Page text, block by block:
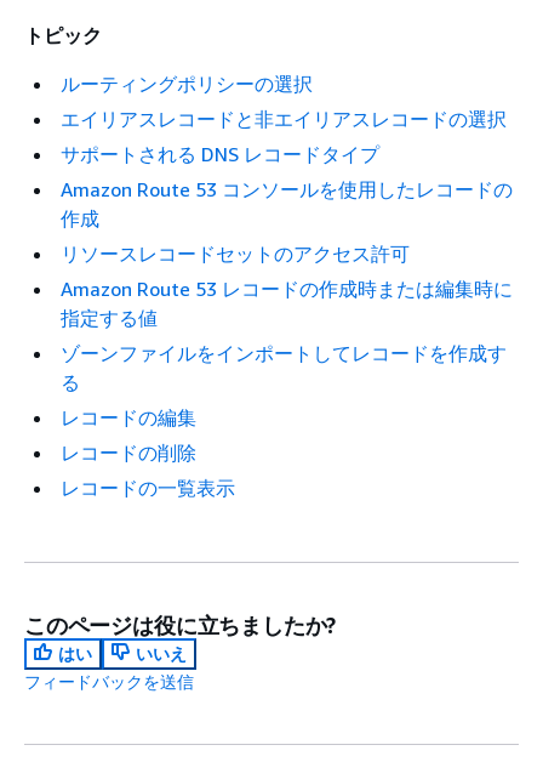
トピック
ルーティングポリシーの選択
エイリアスレコードと非エイリアスレコードの選択
サポートされる DNS レコードタイプ
Amazon Route 53 コンソールを使用したレコードの
作成
リソースレコードセットのアクセス許可
Amazon Route 53 レコードの作成時または編集時に
指定する値
ゾーンファイルをインポートしてレコードを作成す
る
レコードの編集
レコードの削除
レコードの一覧表示
このページは役に立ちましたか?
はい
いいえ
フィードバックを送信